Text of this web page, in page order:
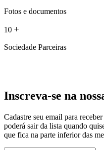
Fotos e documentos
10 +
Sociedade Parceiras
Inscreva-se na
Cadastre seu email para
poderá sair da lista quando
que fica na parte inferior das